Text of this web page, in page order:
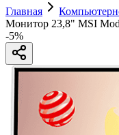
Главная
Монитор 23,8" MSI
-5%